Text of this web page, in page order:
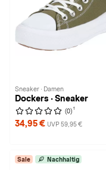
Sneaker · Damen
Dockers · Sneaker
(0) 1
34,95 € UVP 59,95 €
Sale Nachhaltig